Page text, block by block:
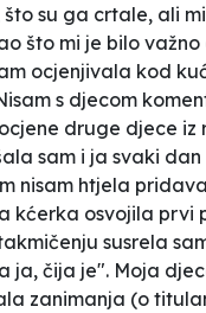
su ga crtale, ali
što mi je bilo važno
ocjenjivala kod
s djecom
druge djece iz
sam i ja svaki
nisam htjela
kćerka osvojila prvi
susrela
ja, čija je". Moja
zanimanja (o